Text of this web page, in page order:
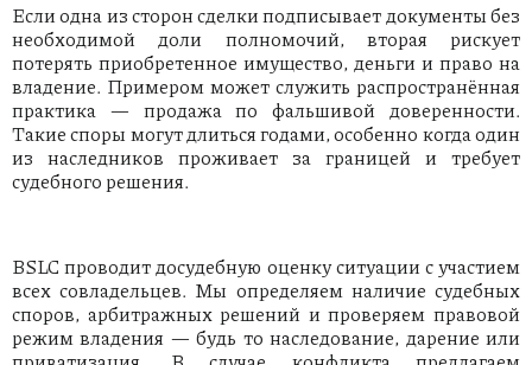
Если одна из сторон сделки подписывает документы без
необходимой доли полномочий, вторая рискует
потерять приобретенное имущество, деньги и право на
владение. Примером может служить распространённая
практика — продажа по фальшивой доверенности.
Такие споры могут длиться годами, особенно когда один
из наследников проживает за границей и требует
судебного решения.
BSLC проводит досудебную оценку ситуации с участием
всех совладельцев. Мы определяем наличие судебных
споров, арбитражных решений и проверяем правовой
режим владения — будь то наследование, дарение или